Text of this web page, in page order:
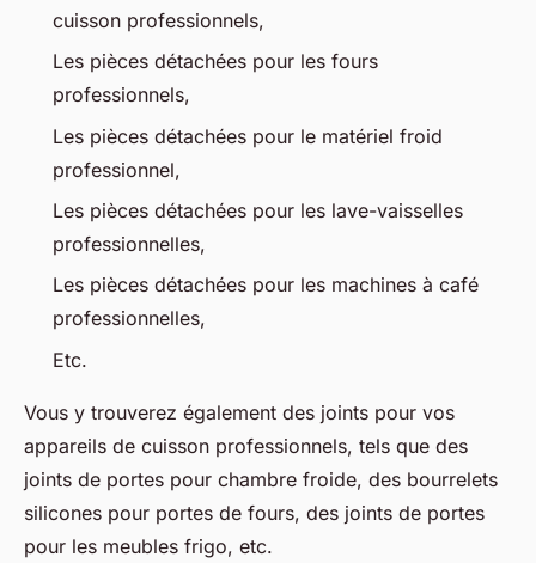
cuisson professionnels,
Les pièces détachées pour les fours
professionnels,
Les pièces détachées pour le matériel froid
professionnel,
Les pièces détachées pour les lave-vaisselles
professionnelles,
Les pièces détachées pour les machines à café
professionnelles,
Etc.
Vous y trouverez également des joints pour vos
appareils de cuisson professionnels, tels que des
joints de portes pour chambre froide, des bourrelets
silicones pour portes de fours, des joints de portes
pour les meubles frigo, etc.